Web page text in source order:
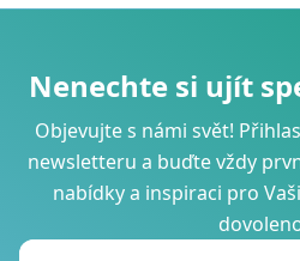
Nenechte si ujít
Objevujte s námi svět!
newsletteru a buďte vždy
nabídky a inspiraci pro